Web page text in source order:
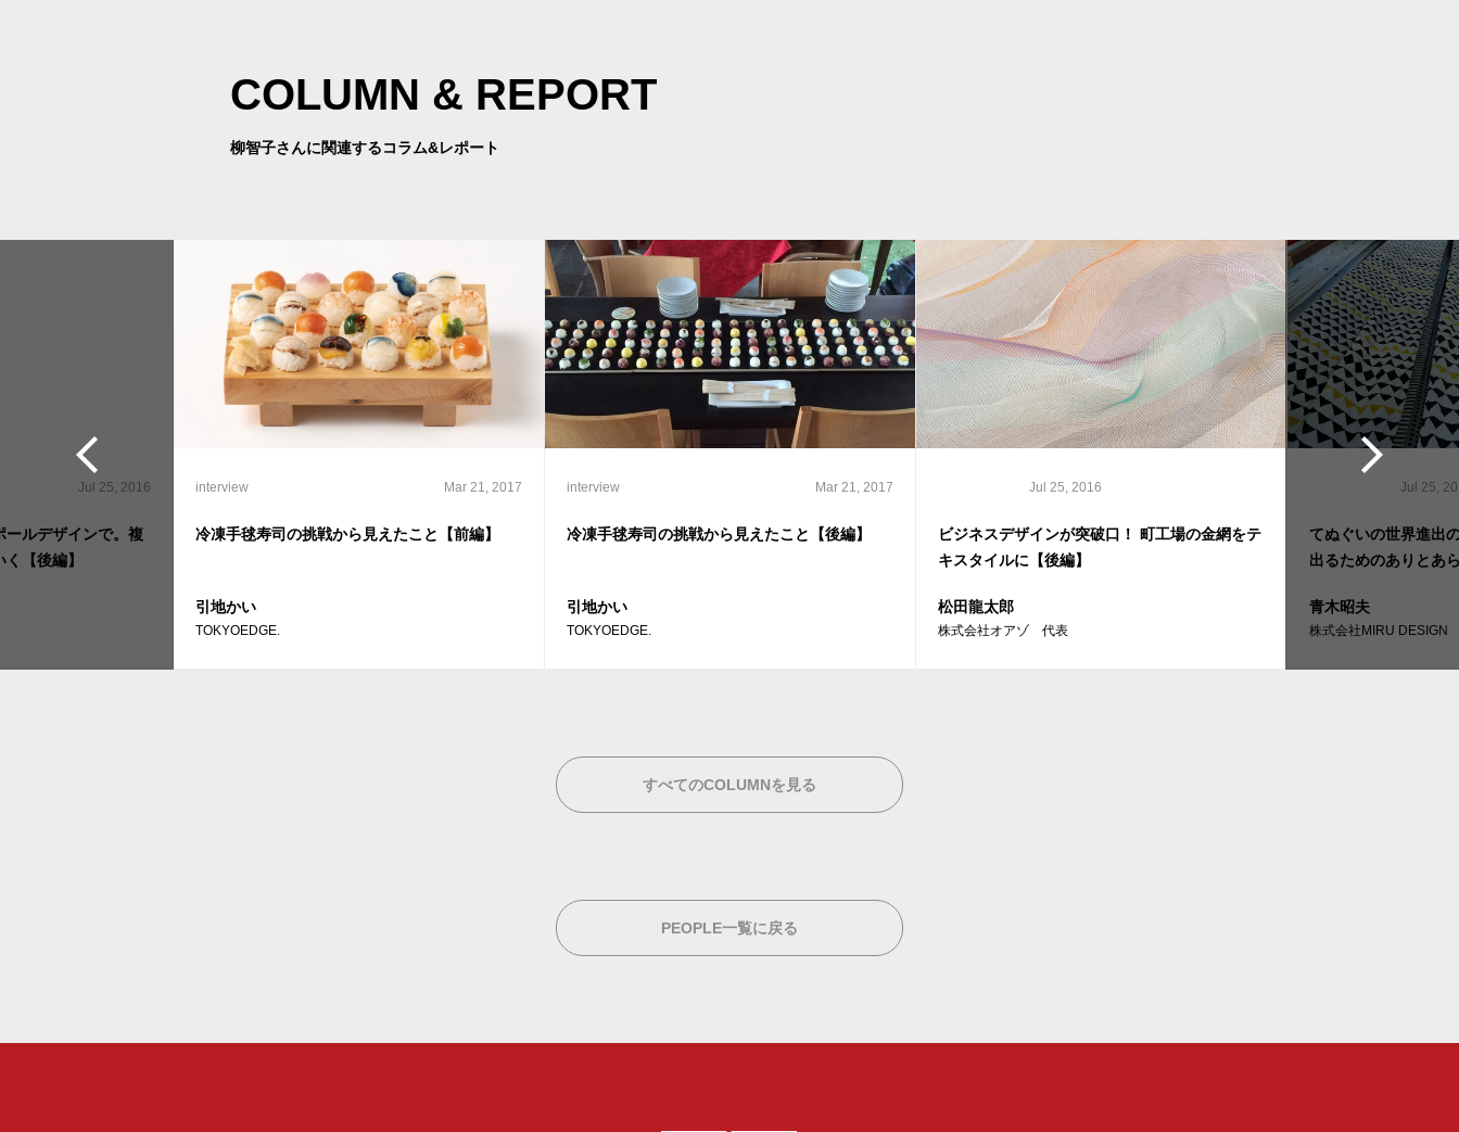
COLUMN & REPORT
柳智子さんに関連するコラム&レポート
Jul 25, 2016
ールデザインで。複
【後編】
interview Mar 21, 2017
冷凍手毬寿司の挑戦から見えたこと【前編】
引地かい
TOKYOEDGE.
interview Mar 21, 2017
冷凍手毬寿司の挑戦から見えたこと【後編】
引地かい
TOKYOEDGE.
Jul 25, 2016
ビジネスデザインが突破口！ 町工場の金網をテ
キスタイルに【後編】
松田龍太郎
株式会社オアゾ 代表
Jul 25,
てぬぐいの世界進出
出るためのありとあ
青木昭夫
株式会社MIRU DESIGN
すべてのCOLUMNを見る
PEOPLE一覧に戻る